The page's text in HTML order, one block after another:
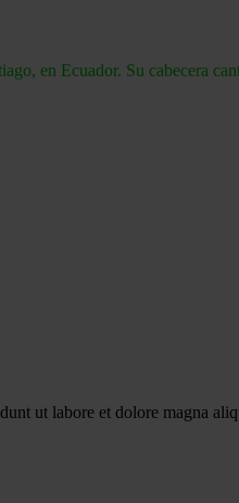
en Ecuador. Su cabecera
ut labore et dolore magna